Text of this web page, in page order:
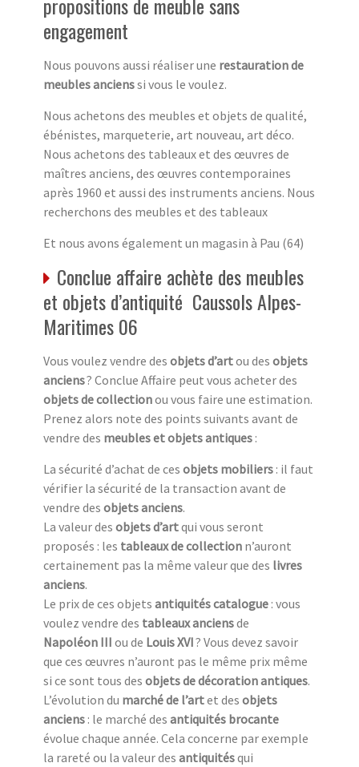
engagement
Nous pouvons aussi réaliser une restauration de
meubles ancienssi vous le voulez.
Nous achetons des meubles et objets de qualité,
ébénistes, marqueterie, art nouveau, art déco.
Nous achetons des tableaux et des œuvres de
maîtres anciens, des œuvres contemporaines
après 1960 et aussi des instruments anciens. Nous
recherchons des meubles et des tableaux
Et nous avons également un magasin à Pau (64)
Conclue affaire achète des meubles
et objets d’antiquité Caussols Alpes-
Maritimes 06
Vous voulez vendre des objets d’artou des objets
anciens? Conclue Affaire peut vous acheter des
objets de collectionou vous faire une estimation.
Prenez alors note des points suivants avant de
vendre des meubles et objets antiques :
La sécurité d’achat de ces objets mobiliers : il faut
vérifier la sécurité de la transaction avant de
vendre des objets anciens.
La valeur des objets d’artqui vous seront
proposés : les tableaux de collection n’auront
certainement pas la même valeur que des livres
anciens.
Le prix de ces objets antiquités catalogue : vous
voulez vendre des tableaux anciensde
Napoléon III ou de Louis XVI? Vous devez savoir
que ces œuvres n’auront pas le même prix même
si ce sont tous des objets de décoration antiques.
L’évolution du marché de l’artet des objets
anciens : le marché des antiquités brocante
évolue chaque année. Cela concerne par exemple
la rareté ou la valeur des antiquitésqui